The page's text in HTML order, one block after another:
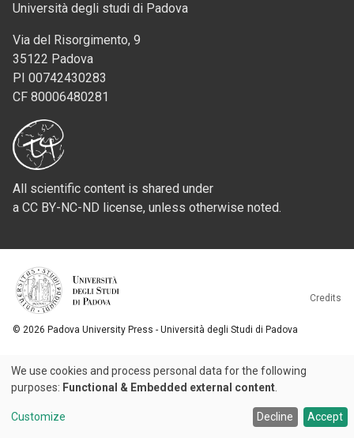
Università degli studi di Padova
Via del Risorgimento, 9
35122 Padova
PI 00742430283
CF 80006480281
All scientific content is shared under
a CC BY-NC-ND license, unless otherwise noted.
© 2026 Padova University Press - Università degli Studi di Padova
Credits
Use
of
We use cookies and process personal data for the following
purposes: Functional & Embedded external content
Customize Decline Accept